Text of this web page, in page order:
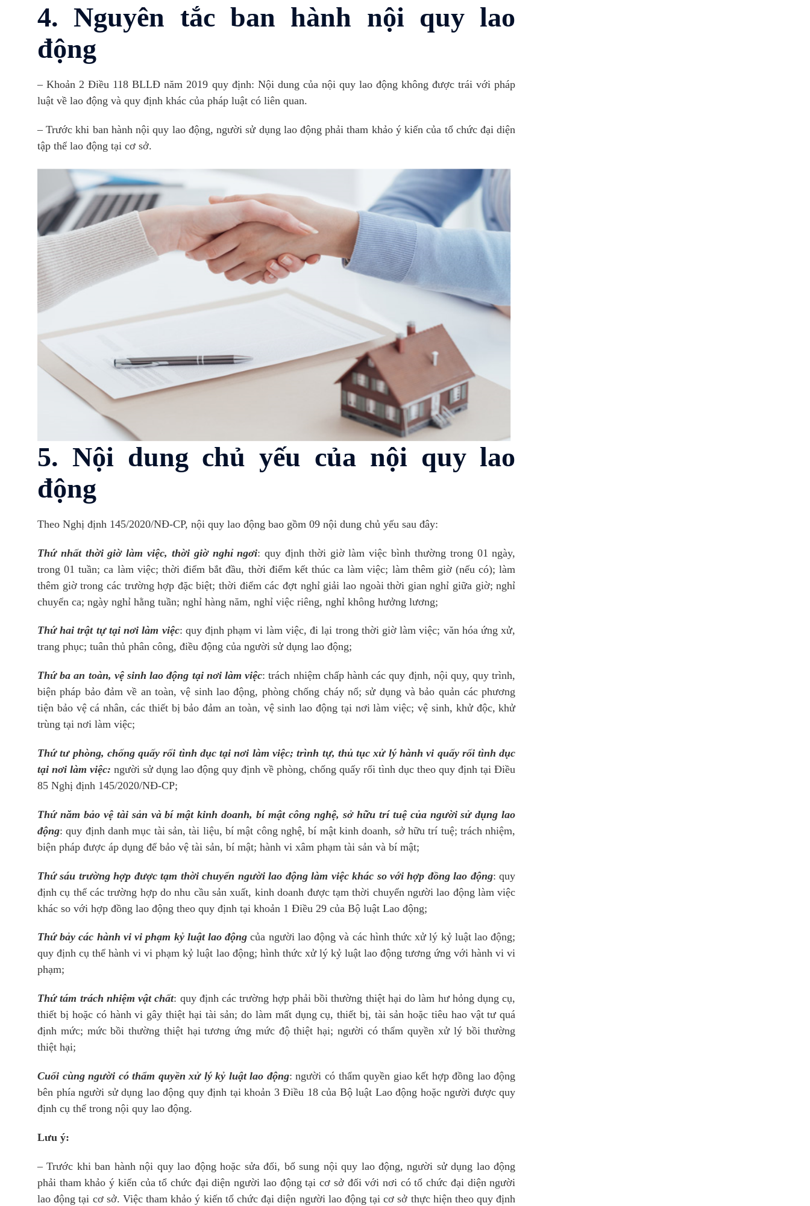
4. Nguyên tắc ban hành nội quy lao
động
– Khoản 2 Điều 118 BLLĐ năm 2019 quy định: Nội dung của nội quy lao động không được trái với pháp
luật về lao động và quy định khác của pháp luật có liên quan.
– Trước khi ban hành nội quy lao động, người sử dụng lao động phải tham khảo ý kiến của tổ chức đại diện
tập thể lao động tại cơ sở.
5. Nội dung chủ yếu của nội quy lao
động
Theo Nghị định 145/2020/NĐ-CP, nội quy lao động bao gồm 09 nội dung chủ yếu sau đây:
Thứ nhất thời giờ làm việc, thời giờ nghỉ ngơi: quy định thời giờ làm việc bình thường trong 01 ngày,
trong 01 tuần; ca làm việc; thời điểm bắt đầu, thời điểm kết thúc ca làm việc; làm thêm giờ (nếu có); làm
thêm giờ trong các trường hợp đặc biệt; thời điểm các đợt nghỉ giải lao ngoài thời gian nghỉ giữa giờ; nghỉ
chuyển ca; ngày nghỉ hằng tuần; nghỉ hàng năm, nghỉ việc riêng, nghỉ không hưởng lương;
Thứ hai trật tự tại nơi làm việc: quy định phạm vi làm việc, đi lại trong thời giờ làm việc; văn hóa ứng xử,
trang phục; tuân thủ phân công, điều động của người sử dụng lao động;
Thứ ba an toàn, vệ sinh lao động tại nơi làm việc: trách nhiệm chấp hành các quy định, nội quy, quy trình,
biện pháp bảo đảm về an toàn, vệ sinh lao động, phòng chống cháy nổ; sử dụng và bảo quản các phương
tiện bảo vệ cá nhân, các thiết bị bảo đảm an toàn, vệ sinh lao động tại nơi làm việc; vệ sinh, khử độc, khử
trùng tại nơi làm việc;
Thứ tư phòng, chống quấy rối tình dục tại nơi làm việc; trình tự, thủ tục xử lý hành vi quấy rối tình dục
tại nơi làm việc: người sử dụng lao động quy định về phòng, chống quấy rối tình dục theo quy định tại Điều
85 Nghị định 145/2020/NĐ-CP;
Thứ năm bảo vệ tài sản và bí mật kinh doanh, bí mật công nghệ, sở hữu trí tuệ của người sử dụng lao
động: quy định danh mục tài sản, tài liệu, bí mật công nghệ, bí mật kinh doanh, sở hữu trí tuệ; trách nhiệm,
biện pháp được áp dụng để bảo vệ tài sản, bí mật; hành vi xâm phạm tài sản và bí mật;
Thứ sáu trường hợp được tạm thời chuyển người lao động làm việc khác so với hợp đồng lao động: quy
định cụ thể các trường hợp do nhu cầu sản xuất, kinh doanh được tạm thời chuyển người lao động làm việc
khác so với hợp đồng lao động theo quy định tại khoản 1 Điều 29 của Bộ luật Lao động;
Thứ bảy các hành vi vi phạm kỷ luật lao động của người lao động và các hình thức xử lý kỷ luật lao động;
quy định cụ thể hành vi vi phạm kỷ luật lao động; hình thức xử lý kỷ luật lao động tương ứng với hành vi vi
phạm;
Thứ tám trách nhiệm vật chất: quy định các trường hợp phải bồi thường thiệt hại do làm hư hỏng dụng cụ,
thiết bị hoặc có hành vi gây thiệt hại tài sản; do làm mất dụng cụ, thiết bị, tài sản hoặc tiêu hao vật tư quá
định mức; mức bồi thường thiệt hại tương ứng mức độ thiệt hại; người có thẩm quyền xử lý bồi thường
thiệt hại;
Cuối cùng người có thẩm quyền xử lý kỷ luật lao động: người có thẩm quyền giao kết hợp đồng lao động
bên phía người sử dụng lao động quy định tại khoản 3 Điều 18 của Bộ luật Lao động hoặc người được quy
định cụ thể trong nội quy lao động.
Lưu ý:
– Trước khi ban hành nội quy lao động hoặc sửa đổi, bổ sung nội quy lao động, người sử dụng lao động
phải tham khảo ý kiến của tổ chức đại diện người lao động tại cơ sở đối với nơi có tổ chức đại diện người
lao động tại cơ sở. Việc tham khảo ý kiến tổ chức đại diện người lao động tại cơ sở thực hiện theo quy định